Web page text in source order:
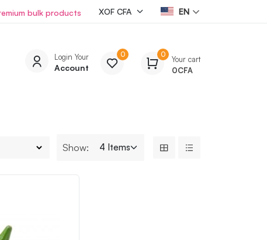
bulk products EN
Login Your
Account
0 0
Your cart
0CFA
Show: